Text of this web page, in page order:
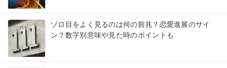
ゾロ目をよく見るのは何の前兆？恋愛進展のサイ
ン？数字別意味や見た時のポイントも